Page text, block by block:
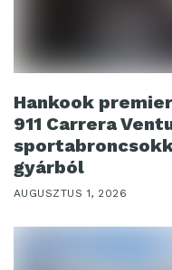
Hankook
911 Carrera
gyárból
AUGUSZTUS 1, 2026